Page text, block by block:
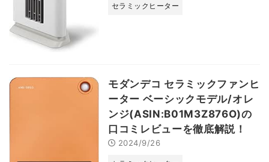
セラミックヒーター
モダンデコ セラミックファンヒ
ーター ベーシックモデル/オレ
ンジ(ASIN:B01M3Z876O)の
口コミレビューを徹底解説！
2024/9/26